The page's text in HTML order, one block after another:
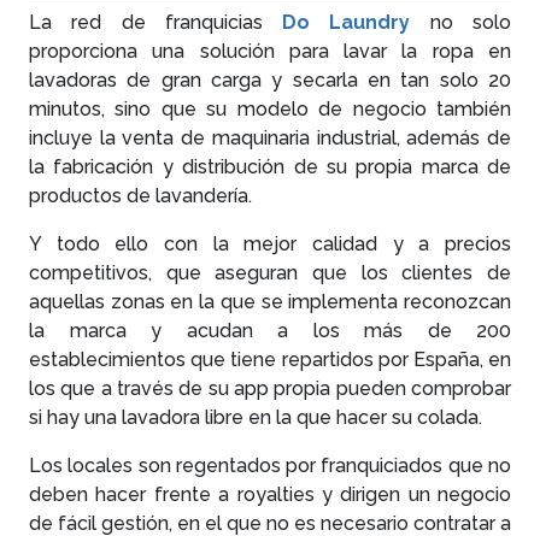
La red de franquicias Do Laundry
no solo
proporciona una solución para lavar la ropa en
lavadoras de gran carga y secarla en tan solo 20
minutos, sino que su modelo de negocio también
incluye la venta de maquinaria industrial, además de
la fabricación y distribución de su propia marca de
productos de lavandería.
Y todo ello con la mejor calidad y a precios
competitivos, que aseguran que los clientes de
aquellas zonas en la que se implementa reconozcan
la marca y acudan a los más de 200
establecimientos que tiene repartidos por España, en
los que a través de su app propia pueden comprobar
si hay una lavadora libre en la que hacer su colada.
Los locales son regentados por franquiciados que no
deben hacer frente a royalties y dirigen un negocio
de fácil gestión, en el que no es necesario contratar a